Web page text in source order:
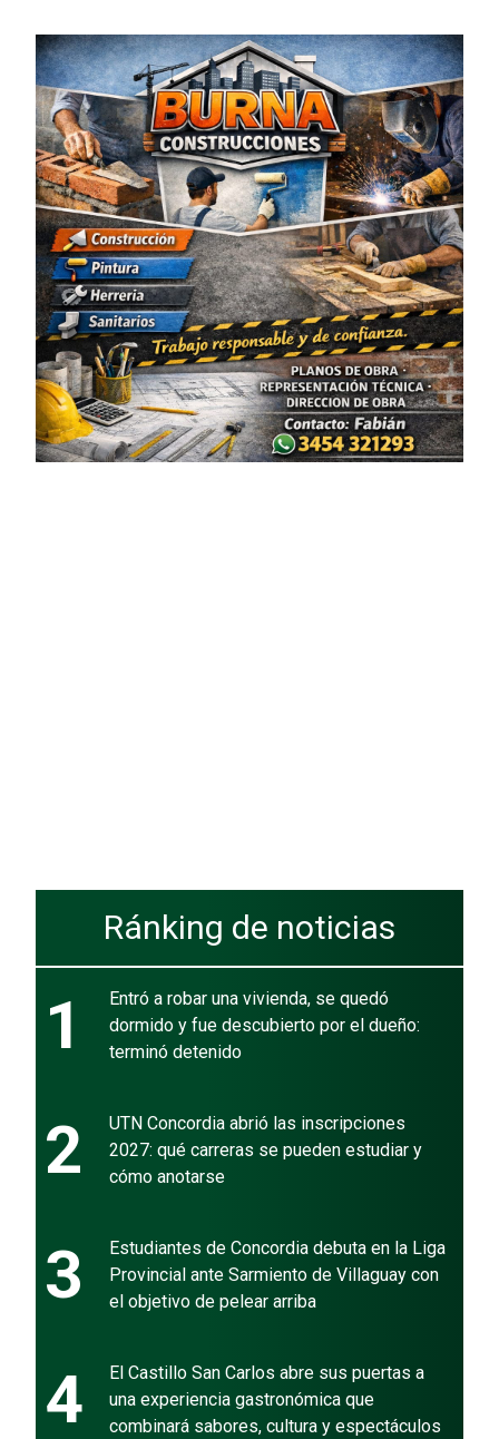
Ránking de noticias
1
Entró a robar una vivienda, se quedó
dormido y fue descubierto por el dueño:
terminó detenido
2
UTN Concordia abrió las inscripciones
2027: qué carreras se pueden estudiar y
cómo anotarse
3
Estudiantes de Concordia debuta en la Liga
Provincial ante Sarmiento de Villaguay con
el objetivo de pelear arriba
4
El Castillo San Carlos abre sus puertas a
una experiencia gastronómica que
combinará sabores, cultura y espectáculos